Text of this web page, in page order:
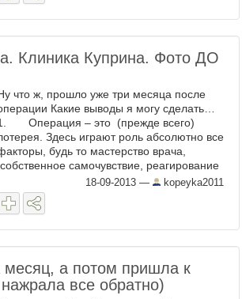
Клиника Куприна. Фото ДО
что ж, прошло уже три месяца после
Какие выводы я могу сделать…
Операция – это (прежде всего)
Здесь играют роль абсолютно все
будь то мастерство врача,
собственное самочувствие, реагирование
18-09-2013 — kopeyka2011
месяц, а потом пришла к
все обратно)